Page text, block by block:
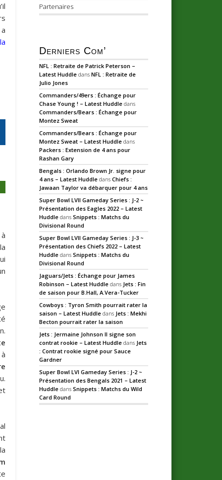
Partenaires
Derniers Com’
NFL : Retraite de Patrick Peterson –
Latest Huddle dansNFL : Retraite de
Julio Jones
Commanders/49ers : Échange pour
Chase Young ! – Latest Huddle dans
Commanders/Bears : Échange pour
Montez Sweat
Commanders/Bears : Échange pour
Montez Sweat – Latest Huddle dans
Packers : Extension de 4 ans pour
Rashan Gary
Bengals : Orlando Brown Jr. signe pour
4 ans – Latest Huddle dansChiefs :
Jawaan Taylor va débarquer pour 4 ans
Super Bowl LVII Gameday Series : J-2 ~
Présentation des Eagles 2022 – Latest
Huddle dansSnippets : Matchs du
Divisional Round
Super Bowl LVII Gameday Series : J-3 ~
Présentation des Chiefs 2022 – Latest
Huddle dansSnippets : Matchs du
Divisional Round
Jaguars/Jets : Échange pour James
Robinson – Latest Huddle dans Jets : Fin
de saison pour B.Hall, A.Vera-Tucker
Cowboys : Tyron Smith pourrait rater la
saison – Latest Huddle dans Jets : Mekhi
Becton pourrait rater la saison
Jets : Jermaine Johnson II signe son
contrat rookie – Latest Huddle dans Jets
: Contrat rookie signé pour Sauce
Gardner
Super Bowl LVI Gameday Series : J-2 ~
Présentation des Bengals 2021 – Latest
Huddle dansSnippets : Matchs du Wild
Card Round